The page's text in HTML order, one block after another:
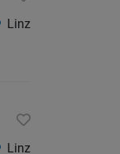
Linz
Linz